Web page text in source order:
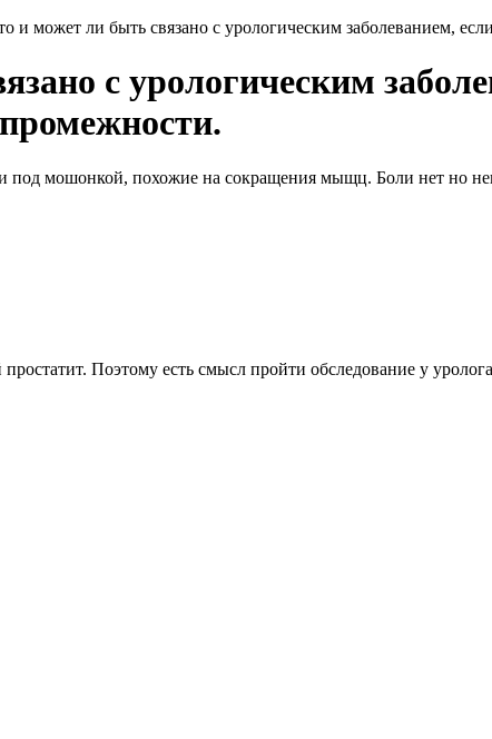
и может ли быть связано с урологическим заболеванием,
с урологическим
мошонкой, похожие на сокращения мыщц. Боли нет но
Поэтому есть смысл пройти обследование у